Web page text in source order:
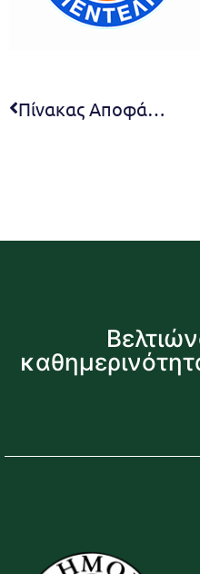
Πίνακας Αποφάσεων Σ.Ε. β΄ βάθμιας εκπαίδευσης 4/2023